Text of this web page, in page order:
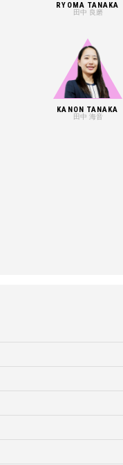
RYOMA TANAKA
田中 良磨
KANON TANAKA
田中 海音